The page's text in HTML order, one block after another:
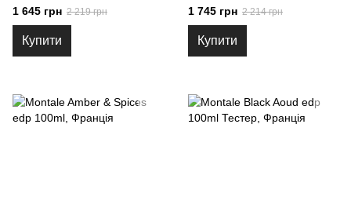
1 645 грн 2 219 грн
Купити
1 745 грн 2 214 грн
Купити